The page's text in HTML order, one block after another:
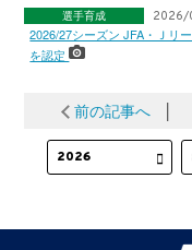
選手育成 2026/
2026/27シーズン JFA・Ｊリ
を認定
前の記事へ